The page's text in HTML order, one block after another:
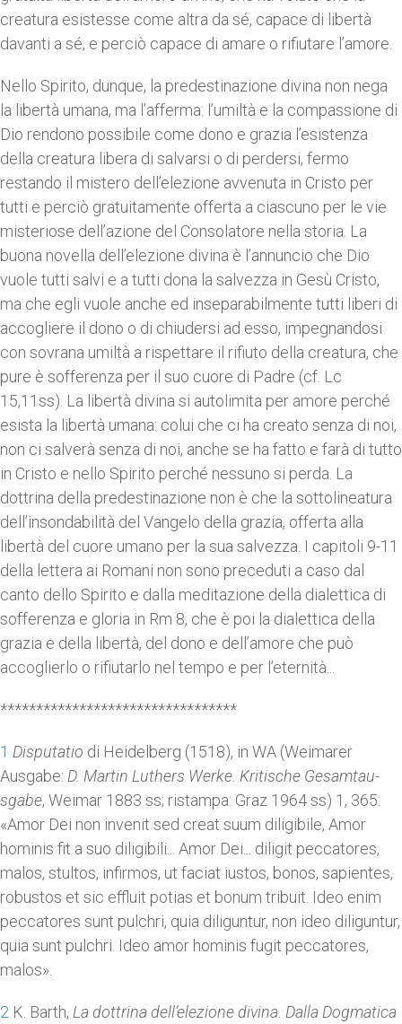
creatura esistesse come altra da sé, capace di libertà
davanti a sé, e perciò capace di amare o rifiutare l’amore.
Nello Spirito, dunque, la predestinazione divina non nega
la libertà umana, ma l’afferma: l’umiltà e la compassione di
Dio rendono possibile come dono e grazia l’esistenza
della creatura libera di salvarsi o di perdersi, fermo
restando il mistero dell’elezione avvenuta in Cristo per
tutti e perciò gratuitamente offerta a ciascuno per le vie
misteriose dell’azione del Consolatore nella storia. La
buona novella dell’elezione divina è l’annuncio che Dio
vuole tutti salvi e a tutti dona la salvezza in Gesù Cristo,
ma che egli vuole anche ed inseparabilmente tutti liberi di
accogliere il dono o di chiudersi ad esso, impegnandosi
con sovrana umiltà a rispettare il rifiuto della creatura, che
pure è sofferenza per il suo cuore di Padre (cf. Lc
15,11ss). La libertà divina si autolimita per amore perché
esista la libertà umana: colui che ci ha creato senza di noi,
non ci salverà senza di noi, anche se ha fatto e farà di tutto
in Cristo e nello Spirito perché nessuno si perda. La
dottrina della predestinazione non è che la sottolineatura
dell’insondabilità del Vangelo della grazia, offerta alla
libertà del cuore umano per la sua salvezza. I capitoli 9-11
della lettera ai Romani non sono preceduti a caso dal
canto dello Spirito e dalla meditazione della dialettica di
sofferenza e gloria in Rm 8, che è poi la dialettica della
grazia e della libertà, del dono e dell’amore che può
accoglierlo o rifiutarlo nel tempo e per l’eternità...
*********************************
1 Disputatio di Heidelberg (1518), in WA (Weimarer
Ausgabe: D. Martin Luthers Werke. Kritische Gesamtau­
sgabe, Weimar 1883 ss; ristampa: Graz 1964 ss) 1, 365:
«Amor Dei non invenit sed creat suum diligibile, Amor
hominis fit a suo diligibili... Amor Dei... diligit peccatores,
malos, stultos, in­firmos, ut faciat iustos, bonos, sapientes,
ro­bustos et sic effluit potias et bonum tribuit. Ideo enim
peccatores sunt pulchri, quia diliguntur, non ideo diliguntur,
quia sunt pulchri. Ideo amor hominis fugit peccatores,
malos».
2 K. Barth, La dottrina dell’elezione divina. Dalla Dogmatica